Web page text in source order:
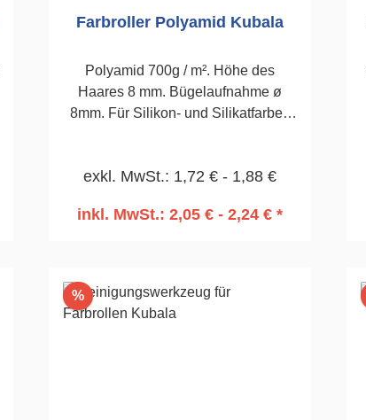
Farbroller Polyamid Kubala
Polyamid 700g / m². Höhe des
Haares 8 mm. Bügelaufnahme ø
8mm. Für Silikon- und Silikatfarben
exkl. MwSt.: 1,72 € - 1,88 €
inkl. MwSt.: 2,05 € - 2,24 € *
%Rabatt